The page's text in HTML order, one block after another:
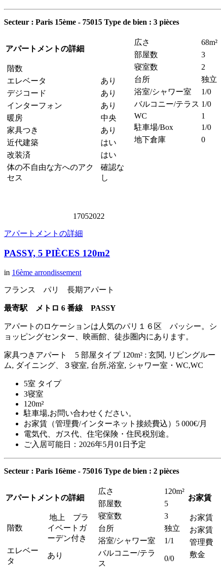
Secteur : Paris 15ème - 75015 Type de bien : 3 pièces
アパートメントの詳細
階数
エレベータ
あり
デジコード
あり
インターフォン
あり
暖房
中央
家具つき
あり
近代建築
はい
改装済
はい
体の不自由な方へのアク
セス
確認な
し
広さ
68m²
部屋数
3
寝室数
2
台所
独立
浴室/シャワー室
1/0
バルコニー/テラス 1/0
WC
1
駐車場/Box
1/0
地下倉庫
0
17052022
アパートメントの詳細
PASSY, 5 PIÈCES 120m2
in 16ème arrondissement
フランス パリ 長期アパート
最寄駅 メトロ 6 番線 PASSY
アパートのロケーションは人気のパリ１６区 パッシー。シ
ョッピングセンター、映画館、徒歩圏内にあります。
家具つきアパート 5 部屋タイプ 120m² : 玄関, リビングルー
ム, ダイニング、３寝室, 台所,浴室, シャワー室・WC,WC
5室 タイプ
3寝室
120m²
駐車場,お問い合わせください。
お家賃（管理費/インターネット接続費込）5 000€/月
電気代、ガス代、住宅保険・住民税別途。
ご入居可能日：2026年5月01日予定
Secteur : Paris 16ème - 75016 Type de bien : 2 pièces
アパートメントの詳細
階数
地上 プラ
イベートガ
ーデン付き
エレベー
タ
あり
広さ
120m²
部屋数
5
寝室数
3
台所
独立
浴室/シャワー室
1/1
バルコニー/テラ
ス
0/0
お家賃
お家賃
お家賃
管理費
敷金